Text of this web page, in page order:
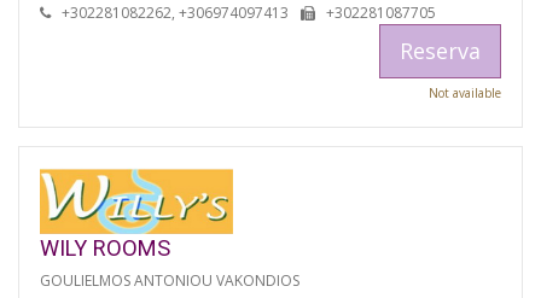
+302281082262, +306974097413 +302281087705
Reserva
Not available
WILY ROOMS
GOULIELMOS ANTONIOU VAKONDIOS